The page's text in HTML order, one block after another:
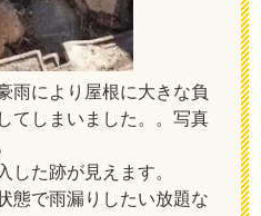
雨により屋根に大きな負
てしまいました。。写真
した跡が見えます。
態で雨漏りしたい放題な